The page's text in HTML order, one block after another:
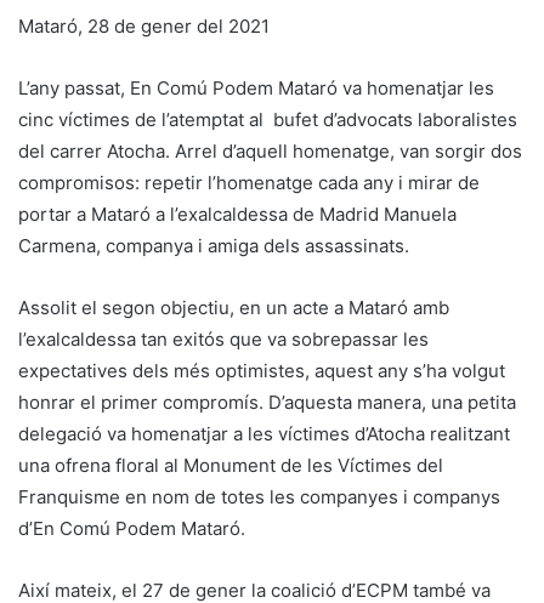
Mataró, 28 de gener del 2021
L’any passat, En Comú Podem Mataró va homenatjar les
cinc víctimes de l’atemptat al bufet d’advocats laboralistes
del carrer Atocha. Arrel d’aquell homenatge, van sorgir dos
compromisos: repetir l’homenatge cada any i mirar de
portar a Mataró a l’exalcaldessa de Madrid Manuela
Carmena, companya i amiga dels assassinats.
Assolit el segon objectiu, en un acte a Mataró amb
l’exalcaldessa tan exitós que va sobrepassar les
expectatives dels més optimistes, aquest any s’ha volgut
honrar el primer compromís. D’aquesta manera, una petita
delegació va homenatjar a les víctimes d’Atocha realitzant
una ofrena floral al Monument de les Víctimes del
Franquisme en nom de totes les companyes i companys
d’En Comú Podem Mataró.
Així mateix, el 27 de gener la coalició d’ECPM també va